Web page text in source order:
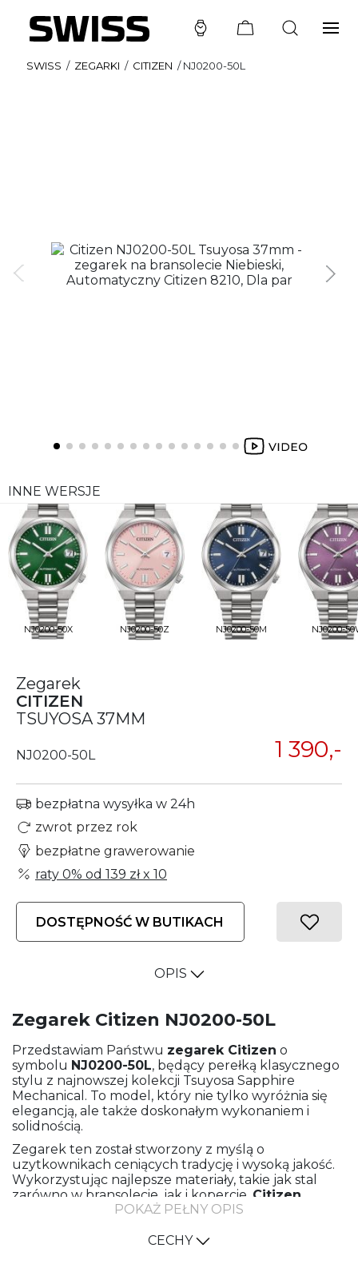
SWISS / ZEGARKI / CITIZEN /NJ0200-50L
INNE WERSJE
NJ0200-50X NJ0200-50Z NJ0200-50M NJ0200-
Zegarek
CITIZEN
TSUYOSA 37MM
NJ0200-50L 1 390,-
bezpłatna wysyłka w 24h
zwrot przez rok
bezpłatne grawerowanie
raty 0% od 139 złx 10
DOSTĘPNOŚĆ W BUTIKACH
OPIS
Zegarek Citizen NJ0200-50L
Przedstawiam Państwu zegarek Citizen o
symbolu NJ0200-50L, będący perełką klasycznego
stylu z najnowszej kolekcji Tsuyosa Sapphire
Mechanical. To model, który nie tylko wyróżnia się
elegancją, ale także doskonałym wykonaniem i
solidnością.
Zegarek ten został stworzony z myślą o
uzytkownikach ceniących tradycję i wysoką jakość.
Wykorzystując najlepsze materiały, takie jak stal
zarówno w bransolecie, jak i kopercie, Citizen
zapewnia nie tylko niezawodność, ale także trwałość
Klasyczny design zegarka doskonale współgra z
POKAŻ PEŁNY OPIS
CECHY